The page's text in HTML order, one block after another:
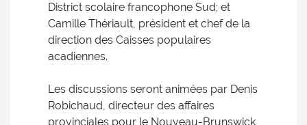
District scolaire francophone Sud; et
Camille Thériault, président et chef de la
direction des Caisses populaires
acadiennes.
Les discussions seront animées par Denis
Robichaud, directeur des affaires
provinciales pour le Nouveau-Brunswick